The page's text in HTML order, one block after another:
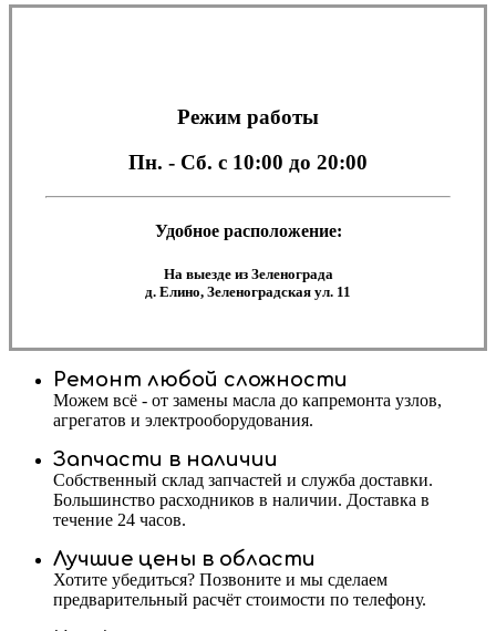
Режим работы
Пн. - Сб. с 10:00 до 20:00
Удобное расположение:
На выезде из Зеленограда
д. Елино, Зеленоградская ул. 11
Ремонт любой сложности
Можем всё - от замены масла до капремонта узлов,
агрегатов и электрооборудования.
Запчасти в наличии
Собственный склад запчастей и служба доставки.
Большинство расходников в наличии. Доставка в
течение 24 часов.
Лучшие цены в области
Хотите убедиться? Позвоните и мы сделаем
предварительный расчёт стоимости по телефону.